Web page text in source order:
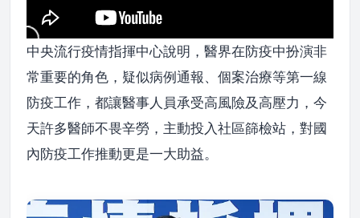
中央流行疫情指揮中心說明，醫界在防疫中扮演非
常重要的角色，疑似病例通報、個案治療等第一線
防疫工作，都讓醫事人員承受高風險及高壓力，今
天許多醫師不畏辛勞，主動投入社區篩檢站，對國
內防疫工作推動更是一大助益。